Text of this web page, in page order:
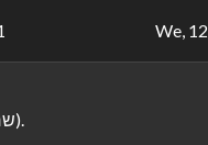
We, 12
מגזין שבועי עם כל הסיפורים, מבט מאחורי הקלעים, ראיונות עם מיטב הטניסאים וכל הרגעים המיוחדים מהשבוע החולף בסבב ה-ATP. (שח).